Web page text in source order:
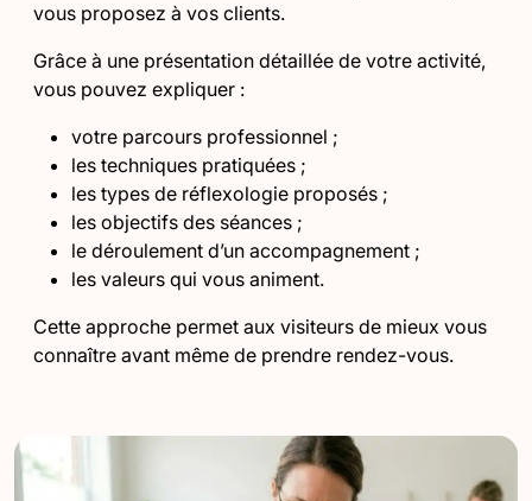
vous proposez à vos clients.
Grâce à une présentation détaillée de votre activité,
vous pouvez expliquer :
votre parcours professionnel ;
les techniques pratiquées ;
les types de réflexologie proposés ;
les objectifs des séances ;
le déroulement d’un accompagnement ;
les valeurs qui vous animent.
Cette approche permet aux visiteurs de mieux vous
connaître avant même de prendre rendez-vous.